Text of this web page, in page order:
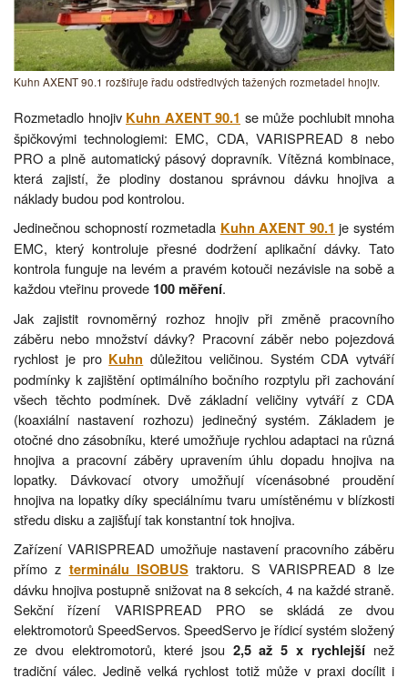
Kuhn AXENT 90.1 rozšiřuje řadu odstředivých tažených rozmetadel hnojiv.
Rozmetadlo hnojiv Kuhn AXENT 90.1 se může pochlubit mnoha
špičkovými technologiemi: EMC, CDA, VARISPREAD 8 nebo
PRO a plně automatický pásový dopravník. Vítězná kombinace,
která zajistí, že plodiny dostanou správnou dávku hnojiva a
náklady budou pod kontrolou.
Jedinečnou schopností rozmetadla Kuhn AXENT 90.1 je systém
EMC, který kontroluje přesné dodržení aplikační dávky. Tato
kontrola funguje na levém a pravém kotouči nezávisle na sobě a
každou vteřinu provede 100 měření.
Jak zajistit rovnoměrný rozhoz hnojiv při změně pracovního
záběru nebo množství dávky? Pracovní záběr nebo pojezdová
rychlost je pro Kuhn důležitou veličinou. Systém CDA vytváří
podmínky k zajištění optimálního bočního rozptylu při zachování
všech těchto podmínek. Dvě základní veličiny vytváří z CDA
(koaxiální nastavení rozhozu) jedinečný systém. Základem je
otočné dno zásobníku, které umožňuje rychlou adaptaci na různá
hnojiva a pracovní záběry upravením úhlu dopadu hnojiva na
lopatky. Dávkovací otvory umožňují vícenásobné proudění
hnojiva na lopatky díky speciálnímu tvaru umístěnému v blízkosti
středu disku a zajišťují tak konstantní tok hnojiva.
Zařízení VARISPREAD umožňuje nastavení pracovního záběru
přímo z terminálu ISOBUStraktoru. S VARISPREAD 8 lze
dávku hnojiva postupně snižovat na 8 sekcích, 4 na každé straně.
Sekční řízení VARISPREAD PRO se skládá ze dvou
elektromotorů SpeedServos. SpeedServo je řídicí systém složený
ze dvou elektromotorů, které jsou 2,5 až 5 x rychlejší než
tradiční válec. Jedině velká rychlost totiž může v praxi docílit i